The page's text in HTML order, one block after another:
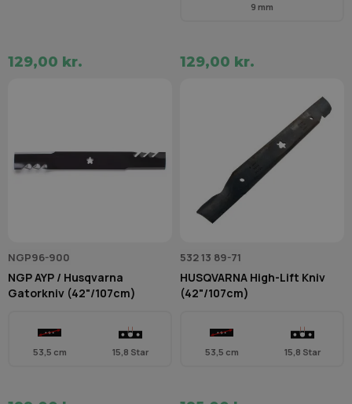
129,00 kr.
9 mm
129,00 kr.
NGP96-900
NGP AYP / Husqvarna
Gatorkniv (42"/107cm)
53,5 cm 15,8 Star
532 13 89-71
HUSQVARNA High-Lift Kniv
(42"/107cm)
53,5 cm 15,8 Star